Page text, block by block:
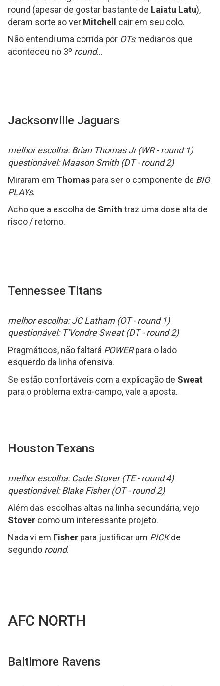
round (apesar de gostar bastante de Laiatu Latu),
deram sorte ao ver Mitchell cair em seu colo.
Não entendi uma corrida por OTsmedianos que
aconteceu no 3º round...
Jacksonville Jaguars
melhor escolha: Brian Thomas Jr (WR - round 1)
questionável: Maason Smith (DT - round 2)
Miraram em Thomas para ser o componente de BIG
PLAYs.
Acho que a escolha de Smith traz uma dose alta de
risco / retorno.
Tennessee Titans
melhor escolha: JC Latham (OT - round 1)
questionável: T'Vondre Sweat (DT - round 2)
Pragmáticos, não faltará POWERpara o lado
esquerdo da linha ofensiva.
Se estão confortáveis com a explicação de Sweat
para o problema extra-campo, vale a aposta.
Houston Texans
melhor escolha: Cade Stover (TE - round 4)
questionável: Blake Fisher (OT - round 2)
Além das escolhas altas na linha secundária, vejo
Stover como um interessante projeto.
Nada vi em Fisher para justificar um PICKde
segundo round.
AFC NORTH
Baltimore Ravens